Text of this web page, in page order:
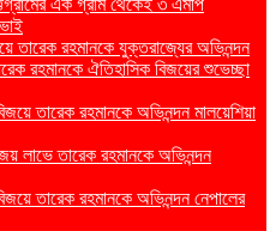
এক গ্রাম থেকেই ৩ এমপি
তারেক রহমানকে যুক্তরাজ্যের অভিনন্দন
রহমানকে ঐতিহাসিক বিজয়ের শুভেচ্ছা
তারেক রহমানকে অভিনন্দন মালয়েশিয়া
লাভে তারেক রহমানকে অভিনন্দন
তারেক রহমানকে অভিনন্দন নেপালের